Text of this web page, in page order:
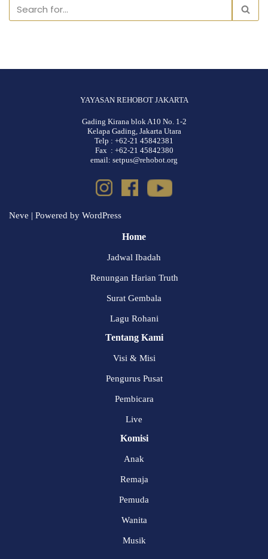
YAYASAN REHOBOT JAKARTA
Gading Kirana blok A10 No. 1-2
Kelapa Gading, Jakarta Utara
Telp : +62-21 45842381
Fax : +62-21 45842380
email: setpus@rehobot.org
Neve | Powered by WordPress
Home
Jadwal Ibadah
Renungan Harian Truth
Surat Gembala
Lagu Rohani
Tentang Kami
Visi & Misi
Pengurus Pusat
Pembicara
Live
Komisi
Anak
Remaja
Pemuda
Wanita
Musik